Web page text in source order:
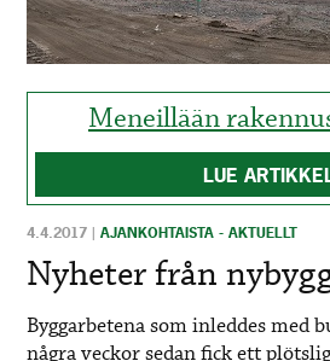
HISTORIA
HISTORIA
YLEINEN
ALLMÄN
MAINOSTAJILLE
FÖR
ANNONSÖRER
Meneillään
LUE
4.4.2017 |AJANKOHTAISTA - AKTUELLT
Nyheter från
Byggarbetena som inleddes med
några veckor sedan fick ett